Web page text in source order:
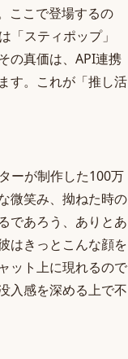
ここで登場するの
スティポップ」
の真価は、API連携
す。これが「推し活
ーが制作した100万
微笑み、拗ねた時の
であろう、ありとあ
はきっとこんな顔を
ット上に現れるので
入感を深める上で不